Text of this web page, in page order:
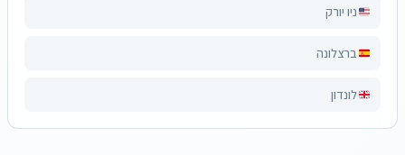
ניו יורק
ברצלונה
לונדון